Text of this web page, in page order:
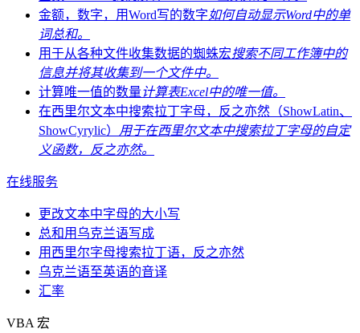
金额，数字，用Word写的数字如何自动显示Word中的单
词总和。
用于从各种文件收集数据的蜘蛛宏搜索不同工作簿中的
信息并将其收集到一个文件中。
计算唯一值的数量计算表Excel中的唯一值。
在西里尔文本中搜索拉丁字母，反之亦然（ShowLatin、
ShowCyrylic）
用于在西里尔文本中搜索拉丁字母的自定
义函数，反之亦然。
在线服务
更改文本中字母的大小写
总和用乌克兰语写成
用西里尔字母搜索拉丁语，反之亦然
乌克兰语至英语的音译
汇率
VBA 宏